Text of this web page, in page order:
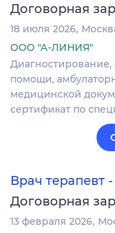
Договорная
18 июля 2026
ООО "А-ЛИНИЯ"
помощи,
медицинской
сертификат по
Врач терапевт
Договорная
13 февраля 2026